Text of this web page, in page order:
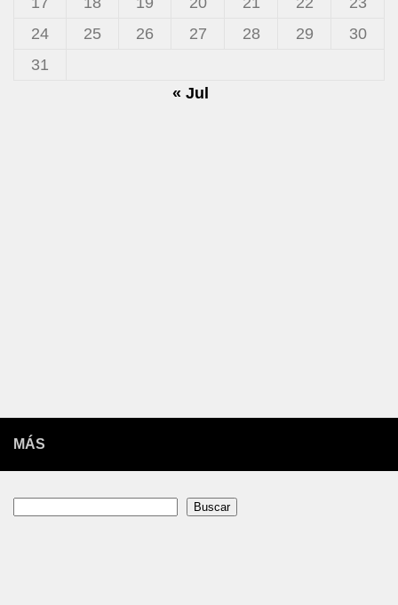
24
25 26 27 28 29
30
31
« Jul
MÁS
Buscar